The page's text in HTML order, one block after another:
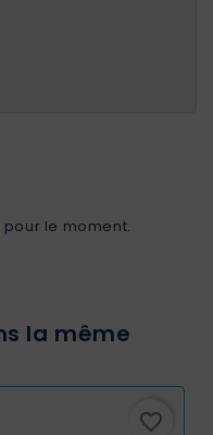
le moment.
la même
favorite_border